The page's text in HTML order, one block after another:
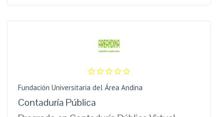
Fundación Universitaria del Área Andina
Contaduría Pública